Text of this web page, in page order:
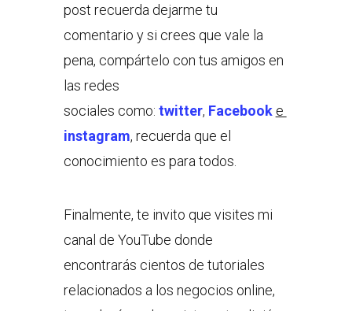
post recuerda dejarme tu
comentario y si crees que vale la
pena, compártelo con tus amigos en
las redes
sociales como: twitter, Facebook e
instagram, recuerda que el
conocimiento es para todos.
Finalmente, te invito que visites mi
canal de YouTube donde
encontrarás cientos de tutoriales
relacionados a los negocios online,